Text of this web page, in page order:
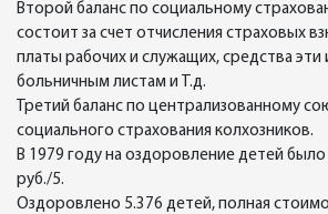
Второй баланс по социальному
состоит за счет отчисления страховых
платы рабочих и служащих, средства эти
больничным листам и Т.д.
Третий баланс по централизованному
социального страхования колхозников.
В 1979 году на оздоровление детей
руб./5.
Оздоровлено 5.376 детей, полная